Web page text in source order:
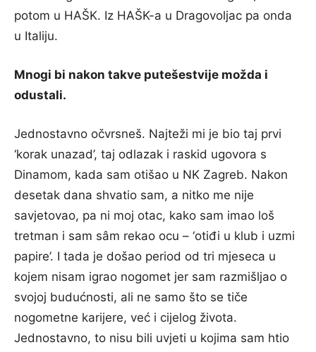
potom u HAŠK. Iz HAŠK-a u Dragovoljac pa onda
u Italiju.
Mnogi bi nakon takve putešestvije možda i
odustali.
Jednostavno očvrsneš. Najteži mi je bio taj prvi
‘korak unazad’, taj odlazak i raskid ugovora s
Dinamom, kada sam otišao u NK Zagreb. Nakon
desetak dana shvatio sam, a nitko me nije
savjetovao, pa ni moj otac, kako sam imao loš
tretman i sam sâm rekao ocu – ‘otiđi u klub i uzmi
papire’. I tada je došao period od tri mjeseca u
kojem nisam igrao nogomet jer sam razmišljao o
svojoj budućnosti, ali ne samo što se tiče
nogometne karijere, već i cijelog života.
Jednostavno, to nisu bili uvjeti u kojima sam htio